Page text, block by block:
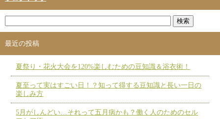
最近の投稿
夏祭り・花火大会を120%楽しむための豆知識＆浴衣術！
夏至って実はすごい日！？知って得する豆知識と長い一日の
楽しみ方
5月がしんどい…それって五月病かも？働く人のためのセル